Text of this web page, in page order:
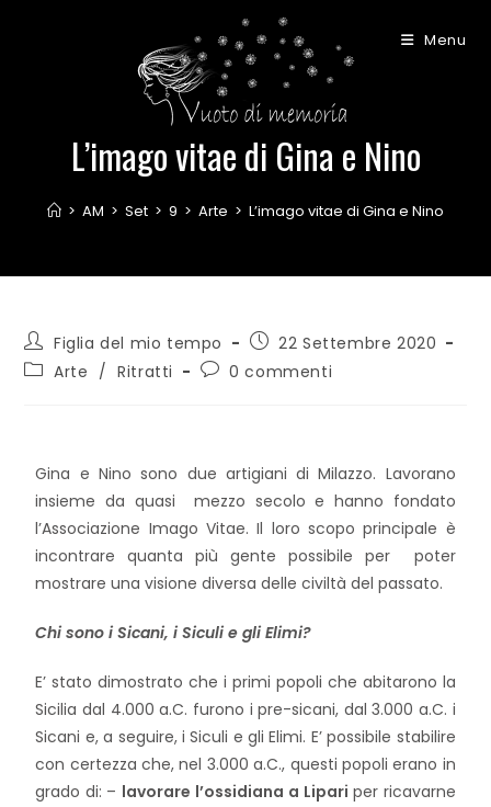
Menu
L’imago vitae di Gina e Nino
> AM > Set > 9 > Arte > L’imago vitae di Gina e Nino
Figlia del mio tempo
22 Settembre 2020
Arte / Ritratti 0 commenti
Gina e Nino sono due artigiani di Milazzo. Lavorano
insieme da quasi mezzo secolo e hanno fondato
l’Associazione Imago Vitae. Il loro scopo principale è
incontrare quanta più gente possibile per poter
mostrare una visione diversa delle civiltà del passato.
Chi sono i Sicani, i Siculi e gli Elimi?
E’ stato dimostrato che i primi popoli che abitarono la
Sicilia dal 4.000 a.C. furono i pre-sicani, dal 3.000 a.C. i
Sicani e, a seguire, i Siculi e gli Elimi. E’ possibile stabilire
con certezza che, nel 3.000 a.C., questi popoli erano in
grado di: – lavorare l’ossidiana a Lipari per ricavarne